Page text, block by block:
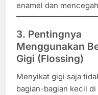
enamel dan
3. Pentingnya
Menggunakan
Gigi (Flossing)
Menyikat gigi saja
bagian-bagian kecil di